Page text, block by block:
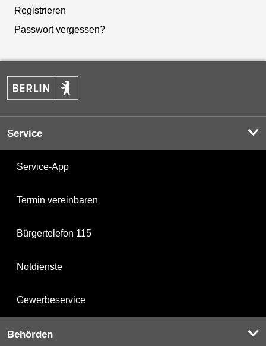
Registrieren
Passwort vergessen?
Service
Service-App
Termin vereinbaren
Bürgertelefon 115
Notdienste
Gewerbeservice
Behörden